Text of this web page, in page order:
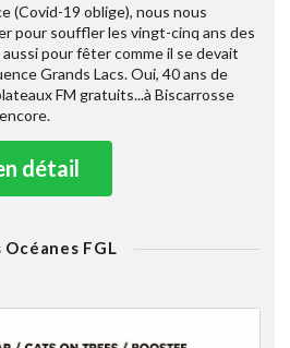
(Covid-19 oblige), nous nous
pour souffler les vingt-cinq ans des
pour fêter comme il se devait
Grands Lacs. Oui, 40 ans de
FM gratuits...à Biscarrosse
détail
Océanes FGL